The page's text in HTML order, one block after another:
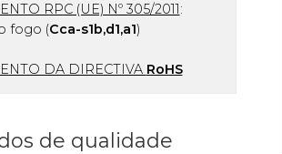
RPC (UE) Nº 305/2011:
fogo (Cca-s1b,d1,a1)
DA DIRECTIVA RoHS
de qualidade